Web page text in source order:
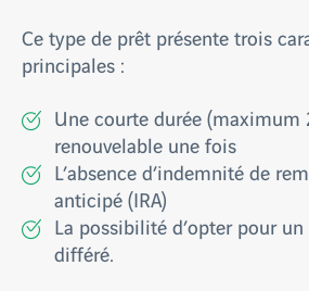
Ce type de prêt présente trois
principales :
Une courte durée (maximum
renouvelable une fois
L’absence d’indemnité de
anticipé (IRA)
La possibilité d’opter pour
différé.